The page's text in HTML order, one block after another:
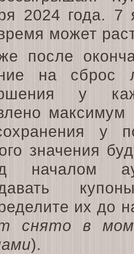
2024 года. 7
может
после
на сброс
у
у
значения
началом
их до
снято в
).